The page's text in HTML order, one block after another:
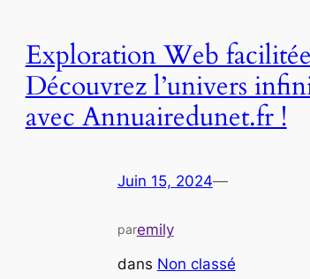
Exploration Web
Découvrez l’univers
avec Annuairedunet.fr !
Juin 15, 2024—
paremily
dans Non classé